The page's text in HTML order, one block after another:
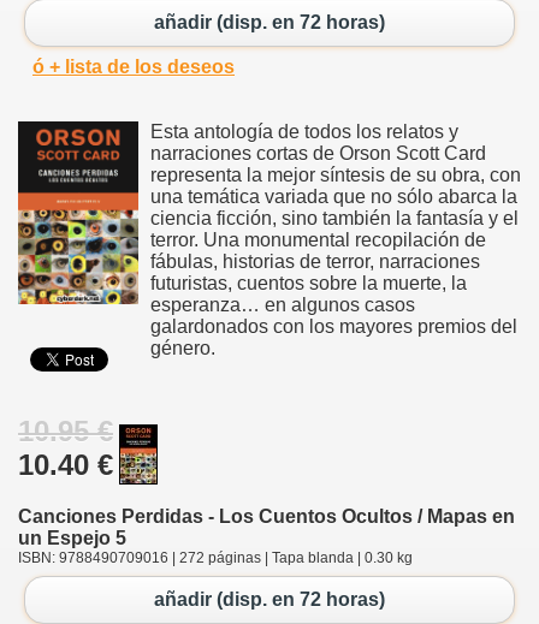
añadir (disp. en 72 horas)
ó + lista de los deseos
Esta antología de todos los relatos y
narraciones cortas de Orson Scott Card
representa la mejor síntesis de su obra, con
una temática variada que no sólo abarca la
ciencia ficción, sino también la fantasía y el
terror. Una monumental recopilación de
fábulas, historias de terror, narraciones
futuristas, cuentos sobre la muerte, la
esperanza… en algunos casos
galardonados con los mayores premios del
género.
10.95 €
10.40 €
Canciones Perdidas - Los Cuentos Ocultos / Mapas en
un Espejo 5
ISBN: 9788490709016 | 272 páginas | Tapa blanda | 0.30 kg
añadir (disp. en 72 horas)